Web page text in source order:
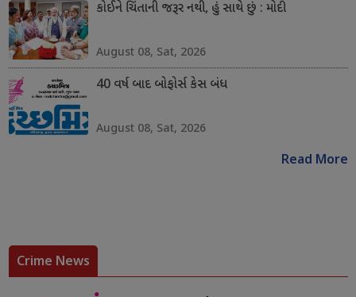
કોઈને ચિંતાની જરૂર નથી, હું સાથે છું : મોદી
August 08, Sat, 2026
40 વર્ષ બાદ બોફોર્સ કેસ બંધ
August 08, Sat, 2026
Read More
Crime News